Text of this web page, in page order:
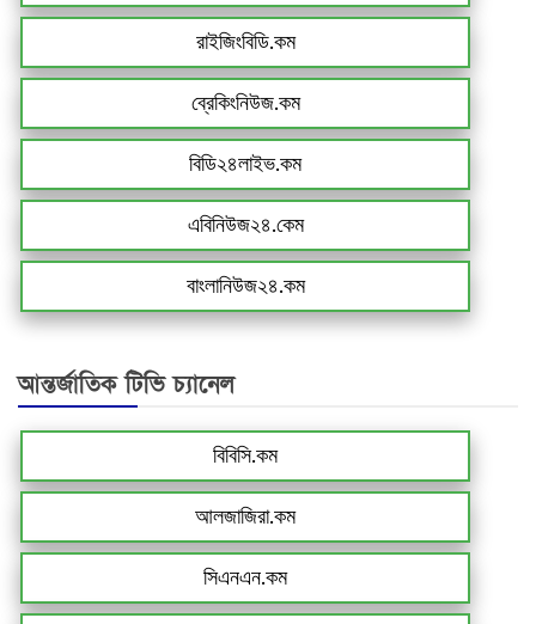
রাইজিংবিডি.কম
ব্রেকিংনিউজ.কম
বিডি২৪লাইভ.কম
এবিনিউজ২৪.কেম
বাংলানিউজ২৪.কম
আন্তর্জাতিক টিভি চ্যানেল
বিবিসি.কম
আলজাজিরা.কম
সিএনএন.কম